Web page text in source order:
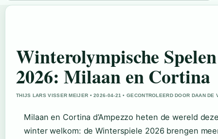
Winterolympische Spelen
2026: Milaan en Cortina
THIJS LARS VISSER MEIJER • 2026-04-21 • GECONTROLEERD DOOR DAAN DE
Milaan en Cortina d’Ampezzo heten de wereld
winter welkom: de Winterspiele 2026 brengen